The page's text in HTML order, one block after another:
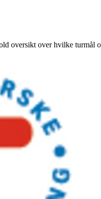
oversikt over hvilke turmål